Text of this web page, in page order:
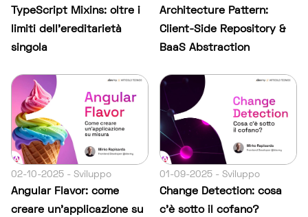
TypeScript Mixins: oltre i
limiti dell'ereditarietà
singola
Architecture Pattern:
Client-Side Repository &
BaaS Abstraction
02-10-2025 - Sviluppo
Angular Flavor: come
creare un’applicazione su
01-09-2025 - Sviluppo
Change Detection: cosa
c’è sotto il cofano?